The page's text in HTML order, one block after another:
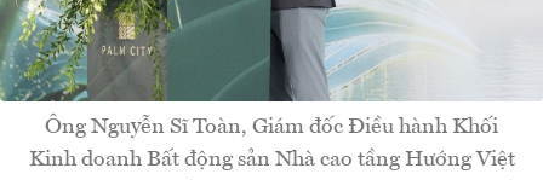
Ông Nguyễn Sĩ Toàn, Giám đốc Điều hành Khối
Kinh doanh Bất động sản Nhà cao tầng Hướng Việt